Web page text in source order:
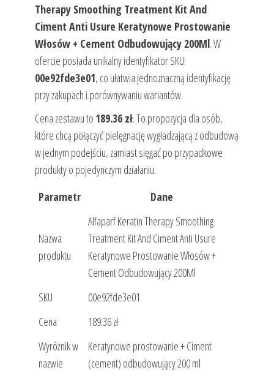
Therapy Smoothing Treatment Kit And
Ciment Anti Usure Keratynowe Prostowanie
Włosów + Cement Odbudowujący 200Ml. W
ofercie posiada unikalny identyfikator SKU:
00e92fde3e01, co ułatwia jednoznaczną identyfikację
przy zakupach i porównywaniu wariantów.
Cena zestawu to 189.36 zł. To propozycja dla osób,
które chcą połączyć pielęgnację wygładzającą z odbudową
w jednym podejściu, zamiast sięgać po przypadkowe
produkty o pojedynczym działaniu.
Parametr
Dane
Nazwa
produktu
Alfaparf Keratin Therapy Smoothing
Treatment Kit And Ciment Anti Usure
Keratynowe Prostowanie Włosów +
Cement Odbudowujący 200Ml
SKU
00e92fde3e01
Cena
189.36 zł
Wyróżnik w
nazwie
Keratynowe prostowanie + Ciment
(cement) odbudowujący 200 ml